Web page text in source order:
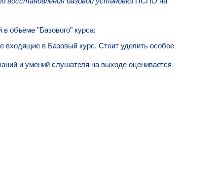
объёме "Базового" курса:
в Базовый курс. Стоит уделить особое
и умений слушателя на выходе оценивается